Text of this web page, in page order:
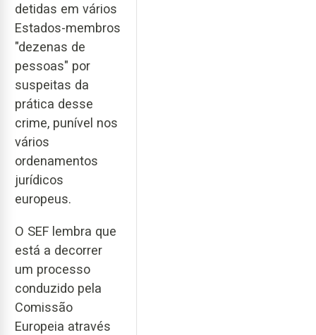
detidas em vários
Estados-membros
"dezenas de
pessoas" por
suspeitas da
prática desse
crime, punível nos
vários
ordenamentos
jurídicos
europeus.
O SEF lembra que
está a decorrer
um processo
conduzido pela
Comissão
Europeia através